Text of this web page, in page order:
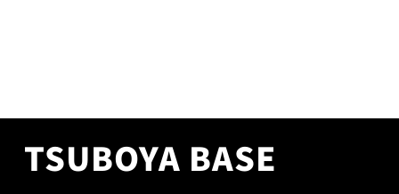
TSUBOYA BASE